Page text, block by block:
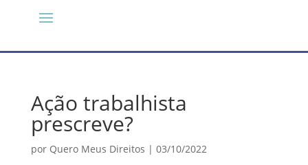
Ação trabalhista
prescreve?
por Quero Meus Direitos | 03/10/2022